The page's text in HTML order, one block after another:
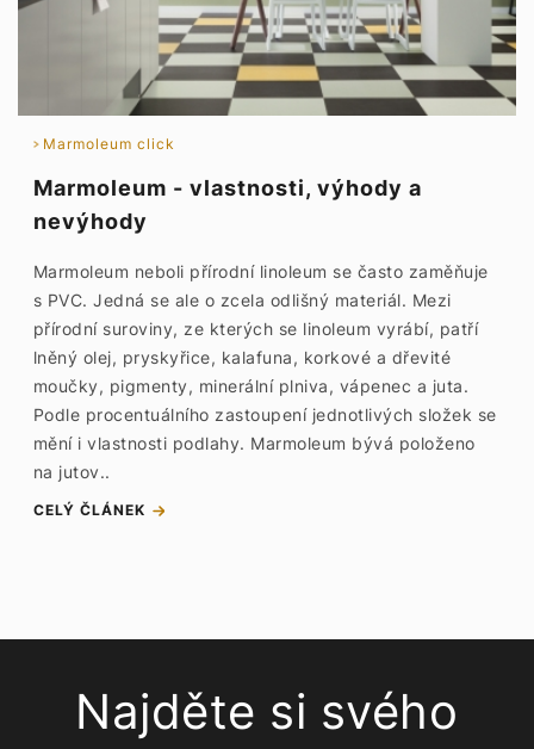
Marmoleum click
Marmoleum - vlastnosti, výhody a
nevýhody
Marmoleum neboli přírodní linoleum se často zaměňuje
s PVC. Jedná se ale o zcela odlišný materiál. Mezi
přírodní suroviny, ze kterých se linoleum vyrábí, patří
lněný olej, pryskyřice, kalafuna, korkové a dřevité
moučky, pigmenty, minerální plniva, vápenec a juta.
Podle procentuálního zastoupení jednotlivých složek se
mění i vlastnosti podlahy. Marmoleum bývá položeno
na jutov..
CELÝ ČLÁNEK
Najděte si svého